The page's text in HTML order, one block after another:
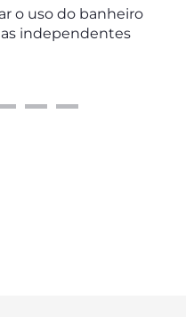
o uso do banheiro
independentes